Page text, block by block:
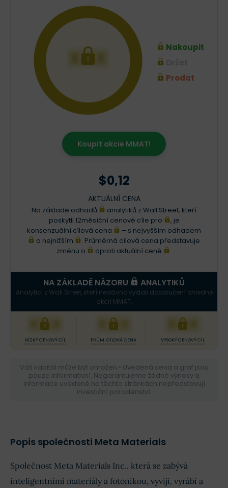
XXX
Nakoupit
Prodat
Koupit akcie MMAT!
$0,12
AKTUÁLNÍ CENA
Na základě odhadů
analytiků z Wall Street, kteří
poskytli 12měsíční cenové cíle pro
, je
konsenzuální cílová cena
– s nejvyšším odhadem
a nejnižším
. Průměrná cílová cena představuje
změnu o
oproti aktuální ceně .
NA ZÁKLADĚ NÁZORU ANALYTIKŮ
Analytici z Wall Street, kteří nedávno vydali doporučení ohledně
akcií MMAT.
XXX
NÍZKÝ CENOVÝ CÍL
XXX
PRŮM. CÍLOVÁ CENA
XXX
VYSOKÝ CENOVÝ CÍL
Váš kapitál může být ohrožen • Uvedená cena a graf jsou
pouze informativní. Negarantujeme žádné výnosy a
informace uvedené na těchto stránkách nepředstavují
investiční poradenství.
Popis společnosti Meta Materials
Společnost Meta Materials Inc., která se zabývá
inteligentními materiály a fotonikou, vyvíjí, vyrábí a